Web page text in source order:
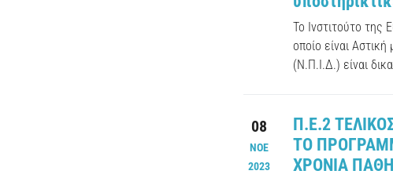
Το Ινστιτούτο της
οποίο είναι
(Ν.Π.Ι.Δ.) είναι
08
ΝΟΕ
2023
Π.Ε.2
ΤΟ
ΧΡΟΝΙΑ